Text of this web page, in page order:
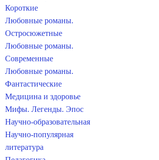
Короткие
Любовные романы.
Остросюжетные
Любовные романы.
Современные
Любовные романы.
Фантастические
Медицина и здоровье
Мифы. Легенды. Эпос
Научно-образовательная
Научно-популярная
литература